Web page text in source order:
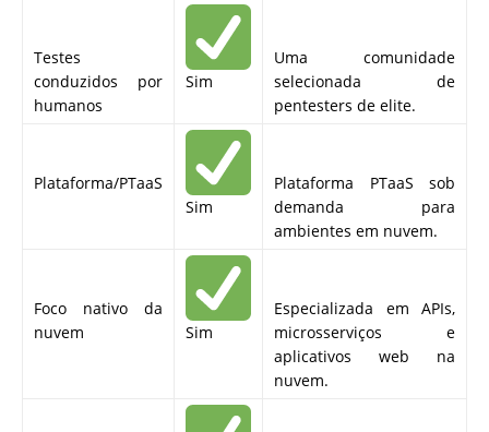
Testes
conduzidos por
humanos
Sim
Uma comunidade
selecionada de
pentesters de elite.
Plataforma/PTaaS
Sim
Plataforma PTaaS sob
demanda para
ambientes em nuvem.
Foco nativo da
nuvem
Sim
Especializada em APIs,
microsserviços e
aplicativos web na
nuvem.